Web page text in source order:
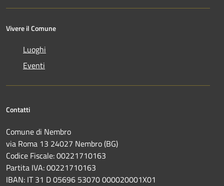
Vivere il Comune
Luoghi
Eventi
Contatti
Comune di Nembro
via Roma 13 24027 Nembro (BG)
Codice Fiscale: 00221710163
Partita IVA: 00221710163
IBAN: IT 31 D 05696 53070 000020001X01